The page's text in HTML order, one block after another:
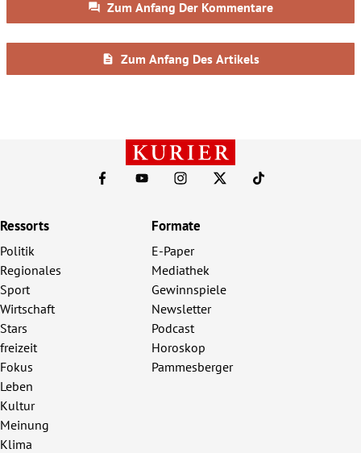
Ressorts
Politik
Regionales
Sport
Wirtschaft
Stars
freizeit
Fokus
Leben
Kultur
Meinung
Klima
Formate
E-Paper
Mediathek
Gewinnspiele
Newsletter
Podcast
Horoskop
Pammesberger